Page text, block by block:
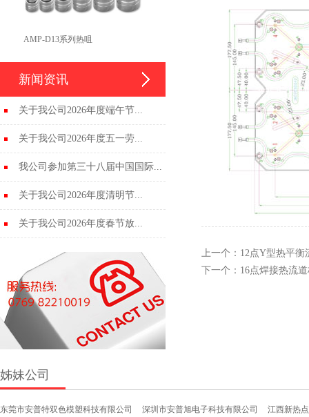
AMP-D13系列热咀
新闻资讯
关于我公司2026年度端午节...
关于我公司2026年度五一劳...
我公司参加第三十八届中国国际...
关于我公司2026年度清明节...
关于我公司2026年度春节放...
上一个： 12点Y型热平衡
下一个： 16点焊接热流
姊妹公司
东莞市安普特双色模塑科技有限公司 深圳市安普旭电子科技有限公司 江西新热